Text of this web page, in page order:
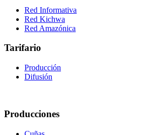
Red Informativa
Red Kichwa
Red Amazónica
Tarifario
Producción
Difusión
Producciones